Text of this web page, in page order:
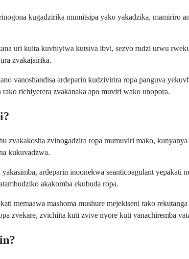
kugadzirika mumitsipa yako yakadzika, mamiriro
uri kuita kuvhiyiwa kutsiva ibvi, sezvo rudzi urwu
zvakajairika.
vanoshandisa ardeparin kudzivirira ropa panguva
richiyerera zvakanaka apo muviri wako unopora.
zvakakosha zvinogadzira ropa mumuviri mako,
kukuvadzwa.
ardeparin inoonekwa seanticoagulant
akakomba ekubuda ropa.
memaawa mashoma mushure mejekiseni rako
zvekare, zvichiita kuti zvive nyore kuti vanachiremba